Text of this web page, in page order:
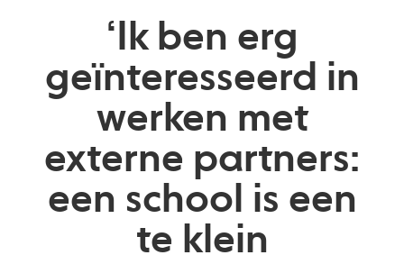
‘Ik ben erg
geïnteresseerd in
werken met
externe partners:
een school is een
te klein